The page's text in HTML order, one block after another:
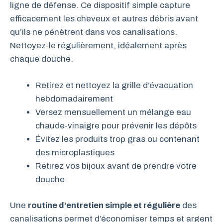
ligne de défense. Ce dispositif simple capture
efficacement les cheveux et autres débris avant
qu’ils ne pénètrent dans vos canalisations.
Nettoyez-le régulièrement, idéalement après
chaque douche.
Retirez et nettoyez la grille d’évacuation
hebdomadairement
Versez mensuellement un mélange eau
chaude-vinaigre pour prévenir les dépôts
Évitez les produits trop gras ou contenant
des microplastiques
Retirez vos bijoux avant de prendre votre
douche
Une routine d’entretien simple et régulière des
canalisations permet d’économiser temps et argent